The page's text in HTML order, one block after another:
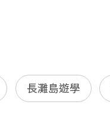
長灘島遊學